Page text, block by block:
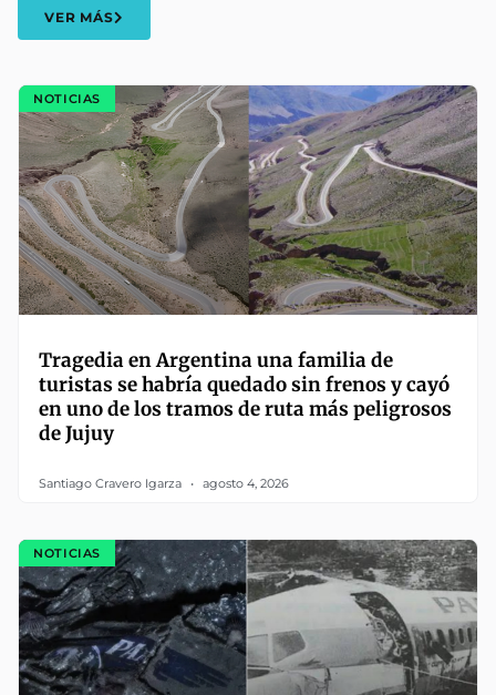
VER MÁS
NOTICIAS
Tragedia en Argentina una familia de
turistas se habría quedado sin frenos y cayó
en uno de los tramos de ruta más peligrosos
de Jujuy
Santiago Cravero Igarza agosto 4, 2026
NOTICIAS